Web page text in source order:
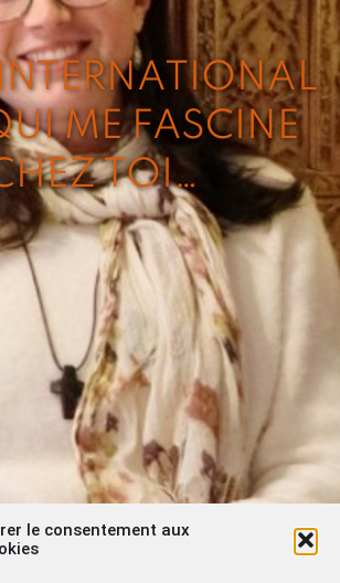
le consentement aux
ME FASCINE
TOI…